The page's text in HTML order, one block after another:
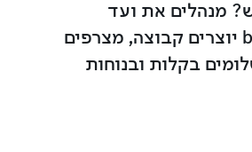
מנהלים את ועד
הכיתה או ועד הבית? ב-bit יוצרים קבוצה, מצרפים
בקלות ובנוחות